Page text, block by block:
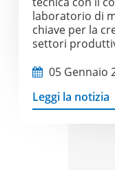
laboratorio di
chiave per la
settori
05 Gennaio
Leggi la notizia